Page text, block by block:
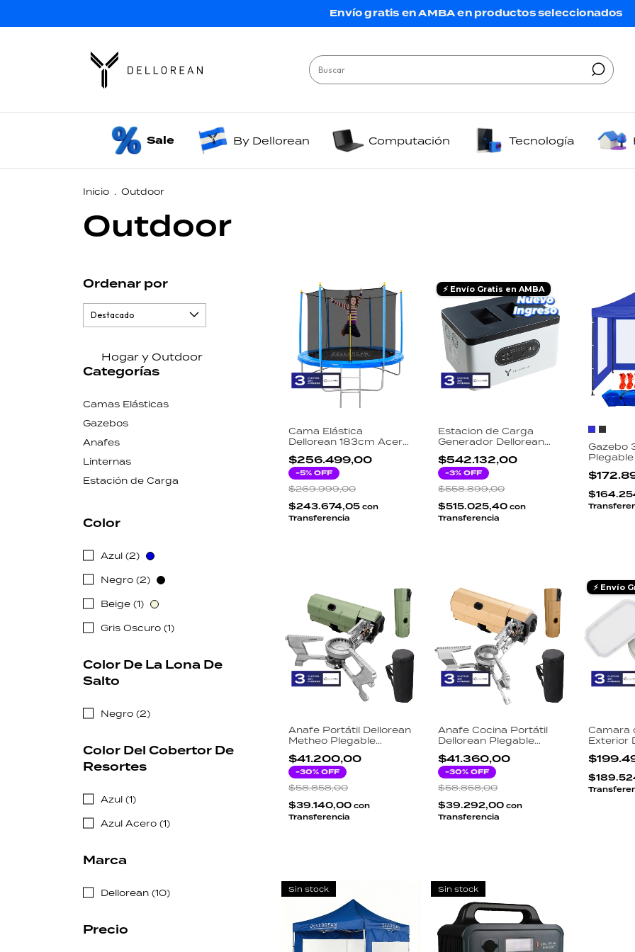
Envío gratis en AMBA en productos seleccionados
Sale By Dellorean Computación Tecnología
Inicio . Outdoor
Outdoor
Ordenar por
Hogar y Outdoor
Categorías
Camas Elásticas
Gazebos
Anafes
Linternas
Estación de Carga
Color
Azul (2)
Negro (2)
Beige (1)
Gris Oscuro (1)
Color De La Lona De
Salto
Negro (2)
Color Del Cobertor De
Resortes
Azul (1)
Azul Acero (1)
Marca
Dellorean (10)
Precio
Cama Elástica
Dellorean 183cm Acero
Galvanizado Red
Seguridad 150cm
Escalera Incluida
Exterior Niños
$256.499,00
-5% OFF
$269.999,00
$243.674,05 con
Transferencia
⚡ Envío Gratis en AMBA
Estacion de Carga
Generador Dellorean
Station-DO2 500W
Portatil
$542.132,00
-3% OFF
$558.899,00
$515.025,40con
Transferencia
Gazebo
Paredes
Sogas
Anafe Portátil Dellorean
Metheo Plegable
2600W Encendido
Piezoeléctrico Camping
Gas Butano Verde
Funda
$41.200,00
-30% OFF
$58.858,00
$39.140,00 con
Transferencia
Anafe Cocina Portátil
Dellorean Plegable
Camping Gas Butano
Beige
$41.360,00
-30% OFF
$58.858,00
$39.292,00con
Transferencia
⚡ Envío
Camara
Exterior
Super
+
Sin stock Sin stock